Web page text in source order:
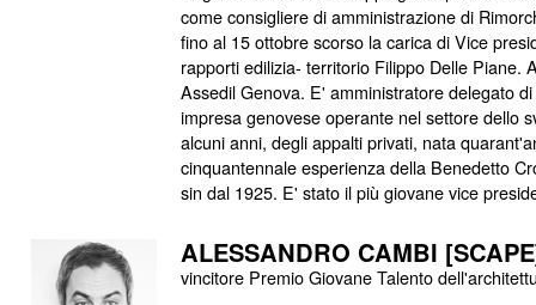
come consigliere di amministrazione di
fino al 15 ottobre scorso la carica di Vice
rapporti edilizia- territorio Filippo Delle Piane.
Assedil Genova. E' amministratore delegato
impresa genovese operante nel settore dello
alcuni anni, degli appalti privati, nata
cinquantennale esperienza della Benedetto
sin dal 1925. E' stato il più giovane vice
ALESSANDRO CAMBI
vincitore Premio Giovane Talento